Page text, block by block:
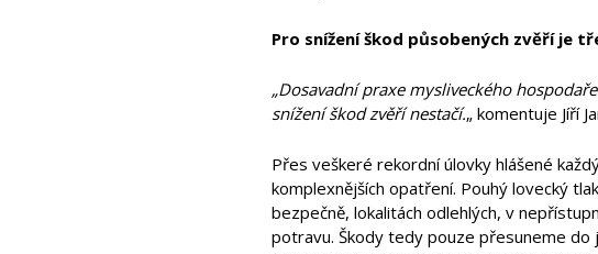
Pro snížení škod působených zvěří je
„Dosavadní praxe mysliveckého
snížení škod zvěří nestačí.„ komentuje Jíří
Přes veškeré rekordní úlovky hlášené
komplexnějších opatření. Pouhý lovecký
bezpečně, lokalitách odlehlých, v
potravu. Škody tedy pouze přesuneme do